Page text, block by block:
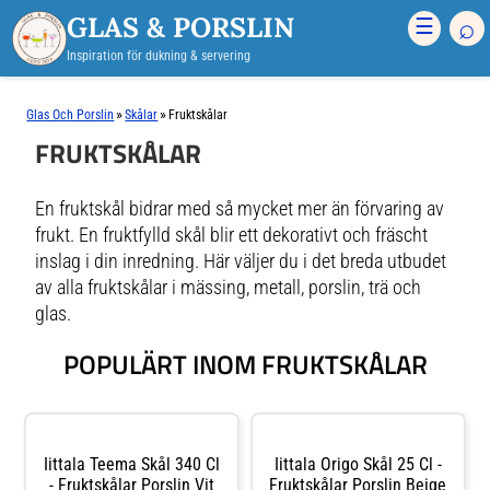
GLAS & PORSLIN
Inspiration för dukning & servering
☰ ⌕
Glas Och Porslin »Skålar » Fruktskålar
FRUKTSKÅLAR
En fruktskål bidrar med så mycket mer än förvaring av
frukt. En fruktfylld skål blir ett dekorativt och fräscht
inslag i din inredning. Här väljer du i det breda utbudet
av alla fruktskålar i mässing, metall, porslin, trä och
glas.
POPULÄRT INOM FRUKTSKÅLAR
Iittala Teema Skål 340 Cl
- Fruktskålar Porslin Vit
Iittala Origo Skål 25 Cl -
Fruktskålar Porslin Beige